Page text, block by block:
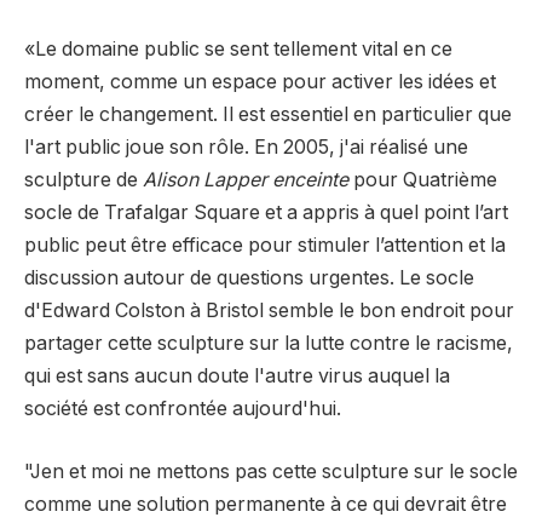
«Le domaine public se sent tellement vital en ce
moment, comme un espace pour activer les idées et
créer le changement. Il est essentiel en particulier que
l'art public joue son rôle. En 2005, j'ai réalisé une
sculpture de Alison Lapper enceintepour Quatrième
socle de Trafalgar Square et a appris à quel point l’art
public peut être efficace pour stimuler l’attention et la
discussion autour de questions urgentes. Le socle
d'Edward Colston à Bristol semble le bon endroit pour
partager cette sculpture sur la lutte contre le racisme,
qui est sans aucun doute l'autre virus auquel la
société est confrontée aujourd'hui.
"Jen et moi ne mettons pas cette sculpture sur le socle
comme une solution permanente à ce qui devrait être